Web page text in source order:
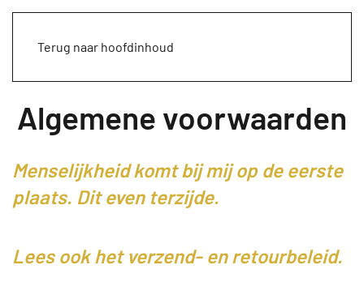
Terug naar hoofdinhoud
Algemene voorwaarden
Menselijkheid komt bij mij op de eerste
plaats. Dit even terzijde.
Lees ook het verzend- en retourbeleid.